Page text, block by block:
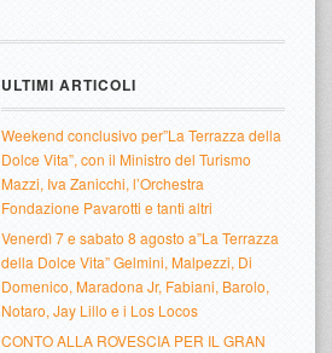
ULTIMI ARTICOLI
Weekend conclusivo per”La Terrazza della
Dolce Vita”, con il Ministro del Turismo
Mazzi, Iva Zanicchi, l’Orchestra
Fondazione Pavarotti e tanti altri
Venerdì 7 e sabato 8 agosto a”La Terrazza
della Dolce Vita” Gelmini, Malpezzi, Di
Domenico, Maradona Jr, Fabiani, Barolo,
Notaro, Jay Lillo e i Los Locos
CONTO ALLA ROVESCIA PER IL GRAN